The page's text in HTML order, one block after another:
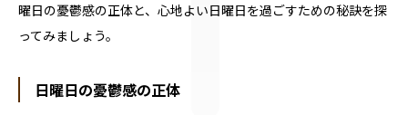
曜日の憂鬱感の正体と、心地よい日曜日を過ごすための秘訣を探
ってみましょう。
日曜日の憂鬱感の正体